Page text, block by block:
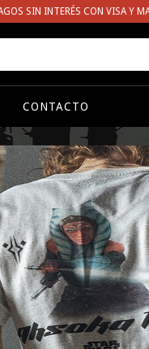
SIN INTERÉS CON VISA Y
CONTACTO